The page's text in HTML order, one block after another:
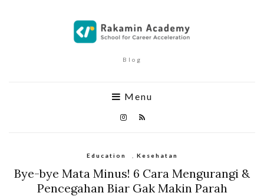
Blog
Menu
Education Kesehatan
Bye-bye Mata Minus! 6 Cara Mengurangi &
Pencegahan Biar Gak Makin Parah